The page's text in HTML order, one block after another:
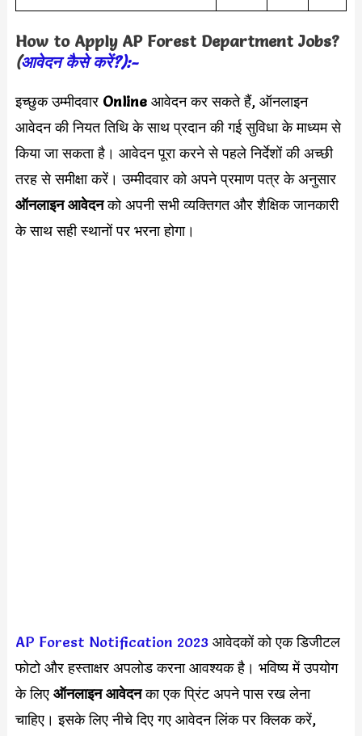
How to Apply AP Forest Department Jobs?
(आवेदन कैसे करें?):-
इच्छुक उम्मीदवार Online आवेदन कर सकते हैं, ऑनलाइन
आवेदन की नियत तिथि के साथ प्रदान की गई सुविधा के माध्यम से
किया जा सकता है। आवेदन पूरा करने से पहले निर्देशों की अच्छी
तरह से समीक्षा करें। उम्मीदवार को अपने प्रमाण पत्र के अनुसार
ऑनलाइन आवेदनको अपनी सभी व्यक्तिगत और शैक्षिक जानकारी
के साथ सही स्थानों पर भरना होगा।
AP Forest Notification 2023आवेदकों को एक डिजीटल
फोटो और हस्ताक्षर अपलोड करना आवश्यक है। भविष्य में उपयोग
के लिए ऑनलाइन आवेदनका एक प्रिंट अपने पास रख लेना
चाहिए। इसके लिए नीचे दिए गए आवेदन लिंक पर क्लिक करें,